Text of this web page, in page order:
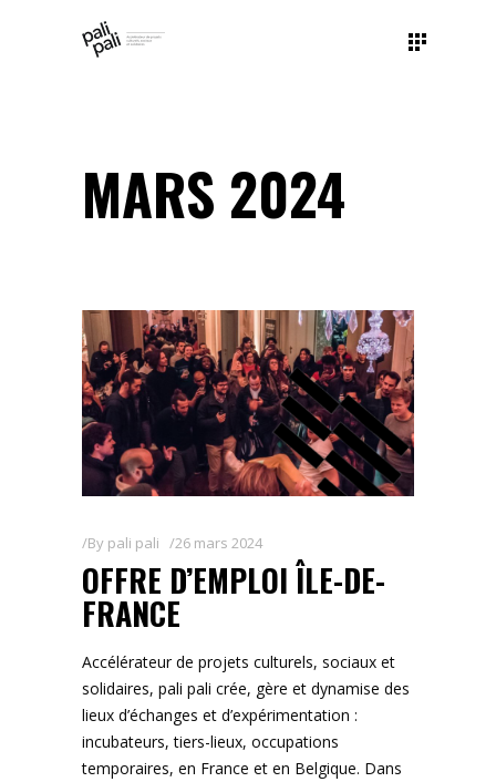
MARS 2024
By pali pali 26 mars 2024
OFFRE D’EMPLOI ÎLE-DE-
FRANCE
Accélérateur de projets culturels, sociaux et
solidaires, pali pali crée, gère et dynamise des
lieux d’échanges et d’expérimentation :
incubateurs, tiers-lieux, occupations
temporaires, en France et en Belgique. Dans